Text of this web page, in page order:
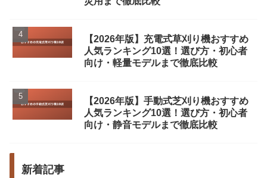
【2026年版】充電式草刈り機おすすめ
人気ランキング10選！選び方・初心者
向け・軽量モデルまで徹底比較
【2026年版】手動式芝刈り機おすすめ
人気ランキング10選！選び方・初心者
向け・静音モデルまで徹底比較
新着記事